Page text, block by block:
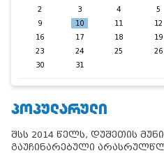
2
3 4 5
9
10 11 12
16
17 18 19
23
24 25 26
30
31
ᲞᲝᲞᲣᲚᲐᲠᲣᲚᲘ
შსს 2014 წელს, დუშეთის
გაუჩინარებული